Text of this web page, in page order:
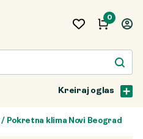
0
Kreiraj oglas
/ Pokretna klima Novi Beograd